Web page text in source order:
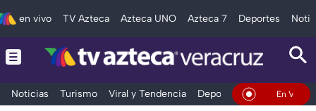
en vivo TV Azteca Azteca UNO Azteca 7 Deportes
Noticias Turismo Viral y Tendencia Deportes Espectáculos
En Vivo